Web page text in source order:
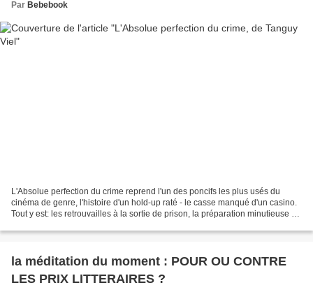
Par Bebebook
L'Absolue perfection du crime reprend l'un des poncifs les plus usés du
cinéma de genre, l'histoire d'un hold-up raté - le casse manqué d'un casino.
Tout y est: les retrouvailles à la sortie de prison, la préparation minutieuse du
la méditation du moment : POUR OU CONTRE
LES PRIX LITTERAIRES ?